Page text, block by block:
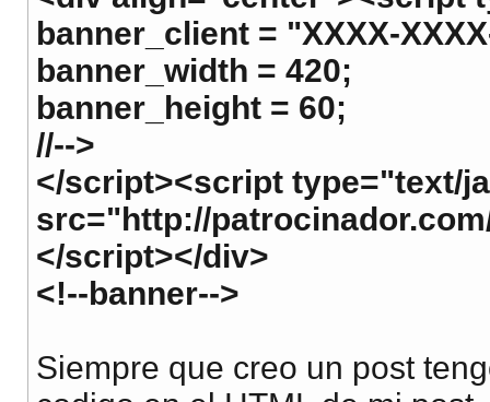
banner_client = "XXXX-
banner_width = 420;
banner_height = 60;
//-->
</script><script type="text/
src="http://
</script></div>
<!--banner-->
Siempre que creo un post